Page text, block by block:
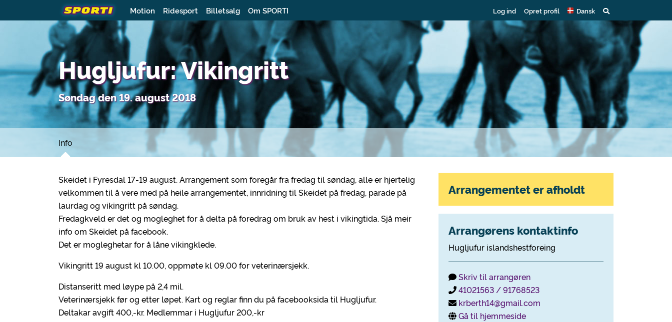
Motion Ridesport Billetsalg Om SPORTI Log ind Opret profil Dansk
Hugljufur: Vikingritt
Søndag den 19. august 2018
Info
Skeidet i Fyresdal 17-19 august. Arrangement som foregår fra fredag til søndag, alle er hjertelig
velkommen til å vere med på heile arrangementet, innridning til Skeidet på fredag, parade på
laurdag og vikingritt på søndag.
Fredagkveld er det og mogleghet for å delta på foredrag om bruk av hest i vikingtida. Sjå meir
info om Skeidet på facebook.
Det er mogleghetar for å låne vikingklede.
Vikingritt 19 august kl 10.00, oppmøte kl 09.00 for veterinærsjekk.
Distanseritt med løype på 2,4 mil.
Veterinærsjekk før og etter løpet. Kart og reglar finn du på facebooksida til Hugljufur.
Deltakar avgift 400,-kr. Medlemmar i Hugljufur 200,-kr
Arrangementet er afholdt
Arrangørens kontaktinfo
Hugljufur islandshestforeing
Skriv til arrangøren
41021563 / 91768523
krberth14@gmail.com
Gå til hjemmeside